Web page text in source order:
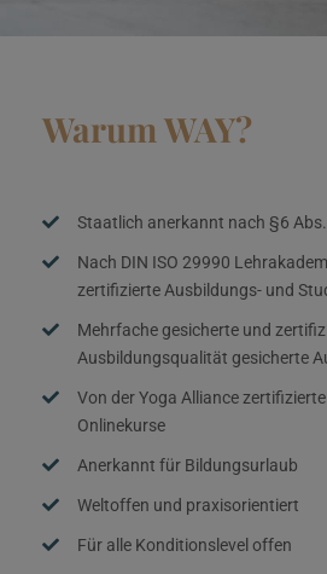
Warum WAY?
Staatlich anerkannt nach §6
Nach DIN ISO 29990
zertifizierte Ausbildungs- und
Mehrfache gesicherte und
Ausbildungsqualität gesicherte
Von der Yoga Alliance
Onlinekurse
Anerkannt für Bildungsurlaub
Weltoffen und praxisorientiert
Für alle Konditionslevel offen